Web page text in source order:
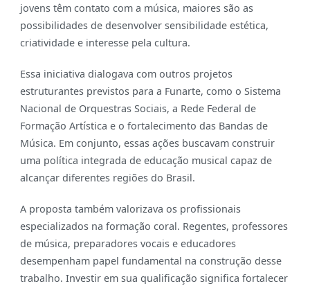
jovens têm contato com a música, maiores são as
possibilidades de desenvolver sensibilidade estética,
criatividade e interesse pela cultura.
Essa iniciativa dialogava com outros projetos
estruturantes previstos para a Funarte, como o Sistema
Nacional de Orquestras Sociais, a Rede Federal de
Formação Artística e o fortalecimento das Bandas de
Música. Em conjunto, essas ações buscavam construir
uma política integrada de educação musical capaz de
alcançar diferentes regiões do Brasil.
A proposta também valorizava os profissionais
especializados na formação coral. Regentes, professores
de música, preparadores vocais e educadores
desempenham papel fundamental na construção desse
trabalho. Investir em sua qualificação significa fortalecer